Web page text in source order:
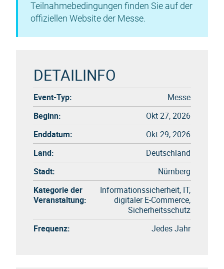
Teilnahmebedingungen finden Sie auf der
offiziellen Website der Messe.
DETAILINFO
Event-Typ:
Messe
Beginn:
Okt 27, 2026
Enddatum:
Okt 29, 2026
Land:
Deutschland
Stadt:
Nürnberg
Kategorie der
Veranstaltung:
Informationssicherheit, IT,
digitaler E-Commerce,
Sicherheitsschutz
Frequenz:
Jedes Jahr